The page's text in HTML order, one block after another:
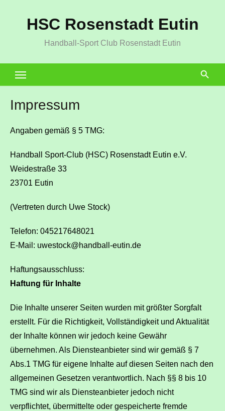
HSC Rosenstadt Eutin
Handball-Sport Club Rosenstadt Eutin
Impressum
Angaben gemäß § 5 TMG:
Handball Sport-Club (HSC) Rosenstadt Eutin e.V.
Weidestraße 33
23701 Eutin
(Vertreten durch Uwe Stock)
Telefon: 045217648021
E-Mail: uwestock@handball-eutin.de
Haftungsausschluss:
Haftung für Inhalte
Die Inhalte unserer Seiten wurden mit größter Sorgfalt
erstellt. Für die Richtigkeit, Vollständigkeit und Aktualität
der Inhalte können wir jedoch keine Gewähr
übernehmen. Als Diensteanbieter sind wir gemäß § 7
Abs.1 TMG für eigene Inhalte auf diesen Seiten nach den
allgemeinen Gesetzen verantwortlich. Nach §§ 8 bis 10
TMG sind wir als Diensteanbieter jedoch nicht
verpflichtet, übermittelte oder gespeicherte fremde